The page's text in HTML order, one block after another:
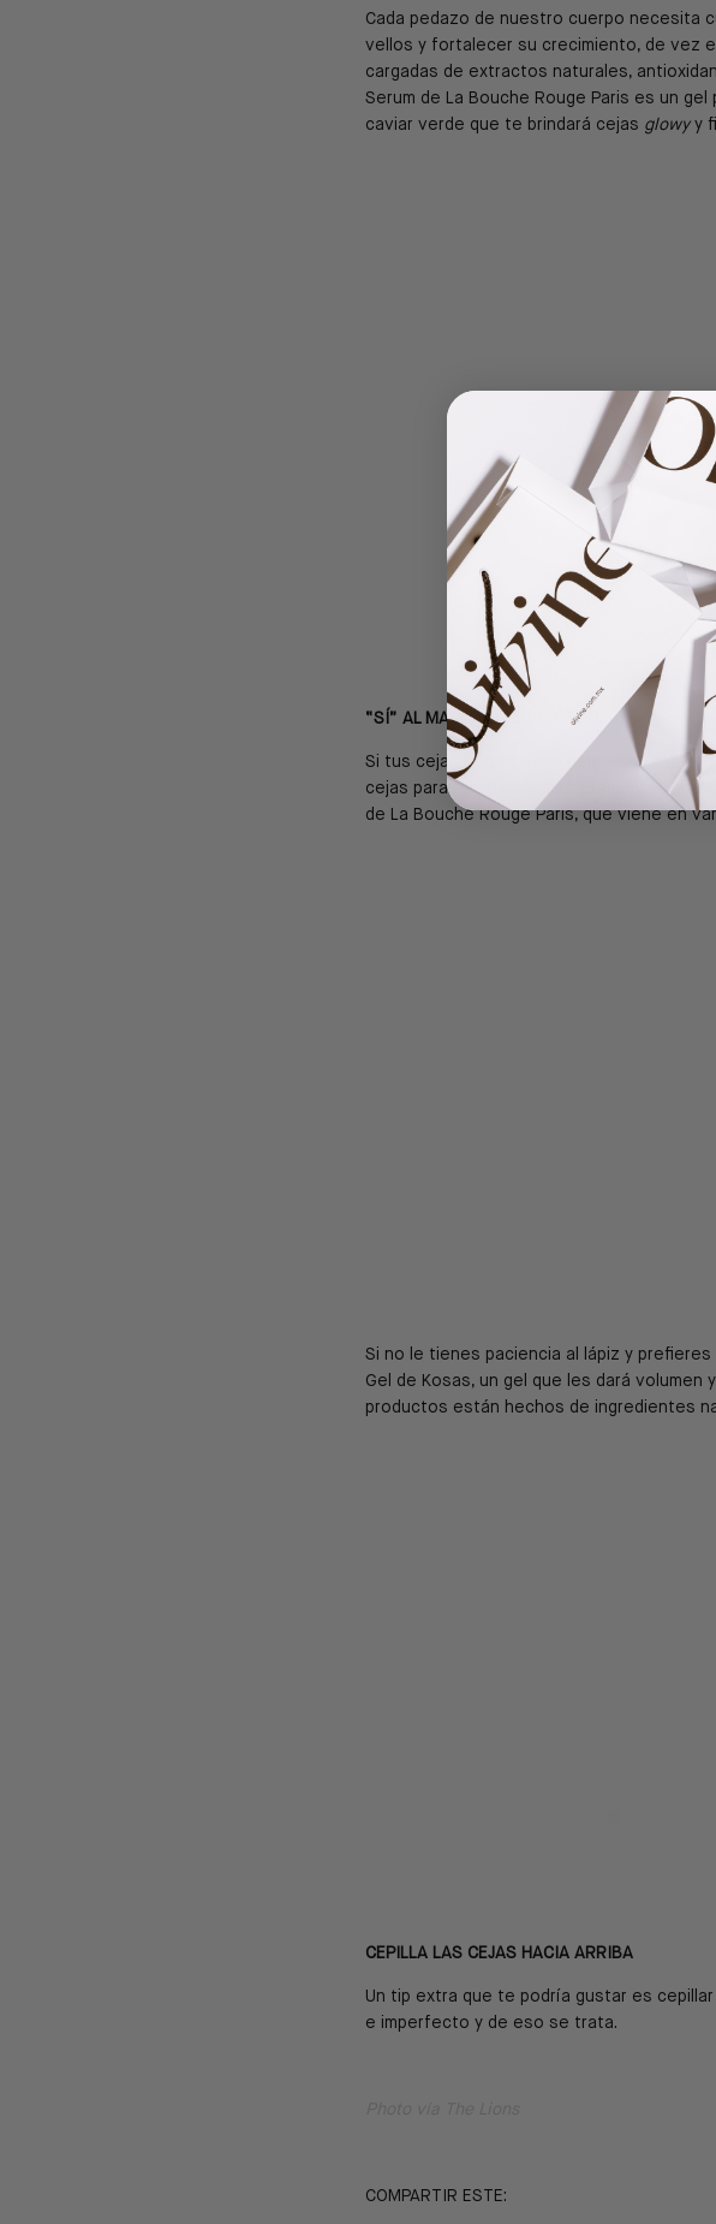
Cada pedazo de nuestro cuerpo necesita
vellos y fortalecer su crecimiento, de vez
cargadas de extractos naturales,
Serum de La Bouche Rouge Paris es un
caviar verde que te brindará cejas glowyy
“SÍ” AL MAQUILLAJE DISCRETO
Si tus cejas son de vello delgado o
cejas para rellenarlas discretamente. Para
de La Bouche Rouge Paris, que viene en
Si no le tienes paciencia al lápiz y
Gel de Kosas, un gel que les dará
productos están hechos de ingredientes
CEPILLA LAS CEJAS HACIA ARRIBA
Un tip extra que te podría gustar es
e imperfecto y de eso se trata.
COMPARTIR ESTE: